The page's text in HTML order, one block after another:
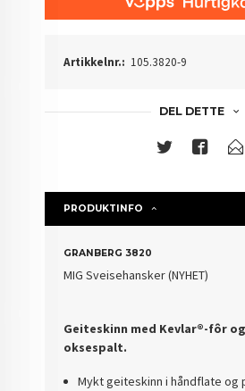
Artikkelnr.: 105.3820-9
DEL DETTE
PRODUKTINFO
GRANBERG 3820
MIG Sveisehansker
Geiteskinn med Kevlar®-fôr
oksespalt.
Mykt geiteskinn i håndflate og